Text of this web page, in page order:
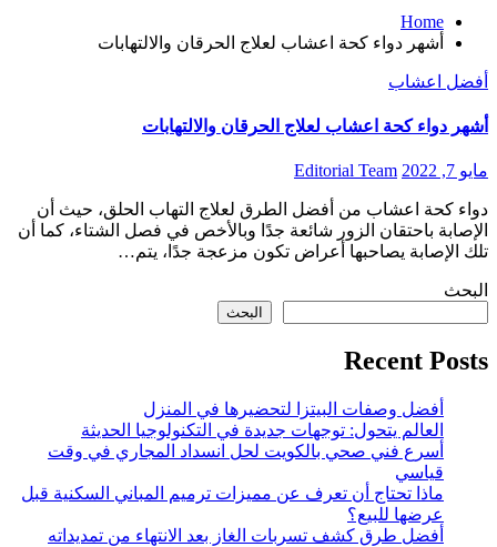
Home
أشهر دواء كحة اعشاب لعلاج الحرقان والالتهابات
أفضل اعشاب
أشهر دواء كحة اعشاب لعلاج الحرقان والالتهابات
مايو 7, 2022 Editorial Team
دواء كحة اعشاب من أفضل الطرق لعلاج التهاب الحلق، حيث أن
الإصابة باحتقان الزور شائعة جدًا وبالأخص في فصل الشتاء، كما أن
تلك الإصابة يصاحبها أعراض تكون مزعجة جدًا، يتم…
البحث
البحث
Recent Posts
أفضل وصفات البيتزا لتحضيرها في المنزل
العالم يتحول: توجهات جديدة في التكنولوجيا الحديثة
أسرع فني صحي بالكويت لحل انسداد المجاري في وقت
قياسي
ماذا تحتاج أن تعرف عن مميزات ترميم المباني السكنية قبل
عرضها للبيع؟
أفضل طرق كشف تسربات الغاز بعد الانتهاء من تمديداته